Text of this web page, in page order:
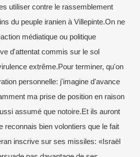
utiliser contre le rassemblement
du peuple iranien à Villepinte.On ne
médiatique ou politique
d'attentat commis sur le sol
extrême.Pour terminer, qu'on
personnelle: j'imagine d'avance
ma prise de position en raison
assumé que notoire.Et ils auront
reconnais bien volontiers que le fait
inscrive sur ses missiles: «Israël